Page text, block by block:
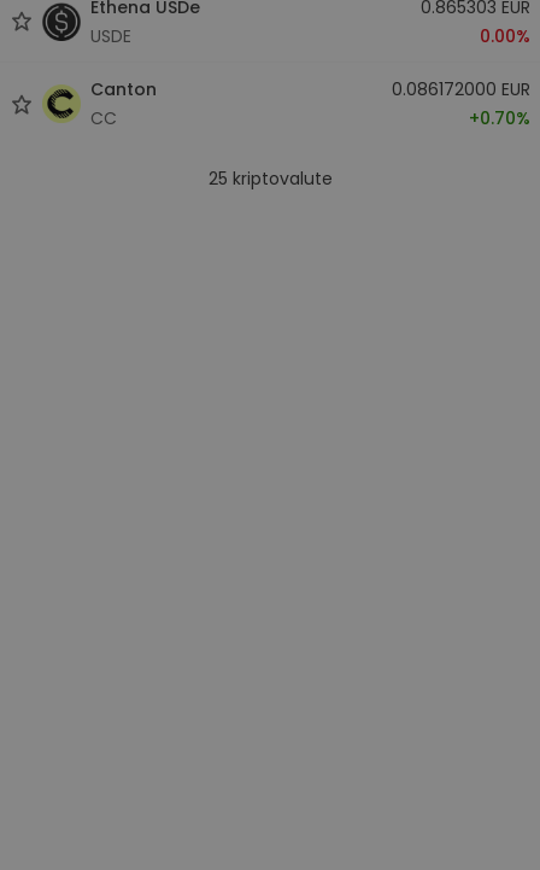
Ethena USDe
USDE
0.865303 EUR
0.00%
Canton
CC
0.086172000 EUR
+0.70%
25 kriptovalute